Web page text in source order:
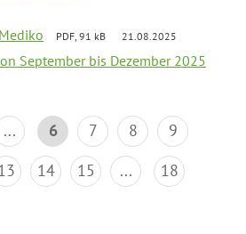
PDF, 91 kB 21.08.2025
September bis Dezember 2025
... 6 7 8
9
14 15 ... 18